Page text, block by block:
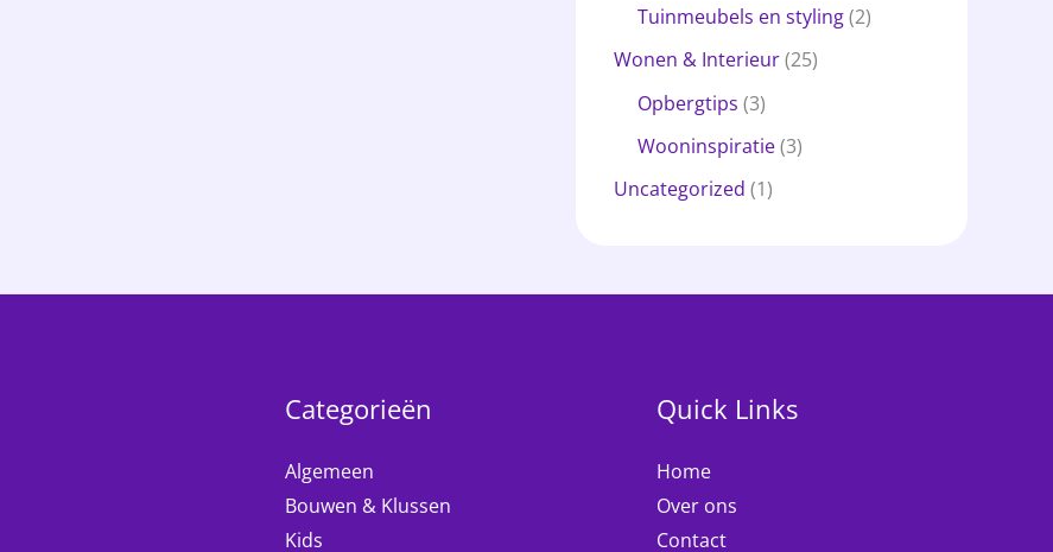
Tuinmeubels en styling(2)
Wonen & Interieur(25)
Opbergtips (3)
Wooninspiratie(3)
Uncategorized (1)
Categorieën
Algemeen
Bouwen & Klussen
Kids
Quick Links
Home
Over ons
Contact